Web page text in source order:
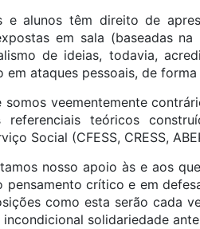
e alunos têm direito de
em sala (baseadas
de ideias, todavia,
em ataques pessoais, de
somos veementemente
referenciais teóricos
Social (CFESS, CRESS,
nosso apoio às e aos
pensamento crítico e em
como esta serão cada
incondicional solidariedade